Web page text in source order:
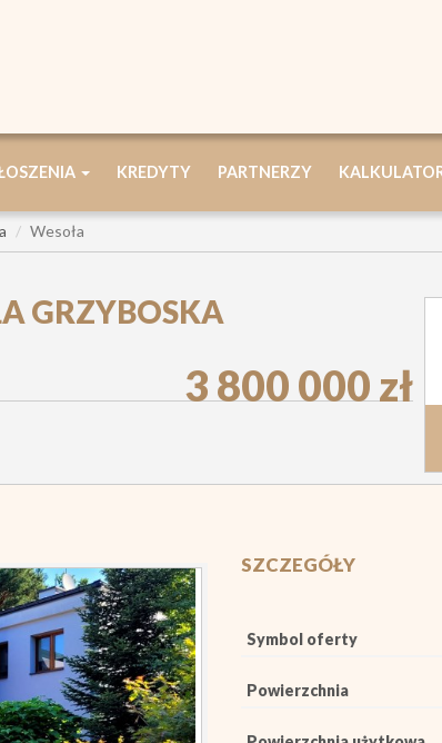
KREDYTY PARTNERZY
Wesoła
GRZYBOSKA
3 800 000 zł
SZCZEGÓŁY
Symbol oferty
Powierzchnia